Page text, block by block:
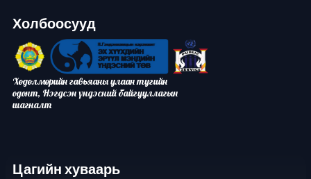
Холбоосууд
Хөдөлмөрийн гавьяаны улаан тугийн
одонт, Нэгдсэн үндэсний байгууллагын
шагналт
Цагийн хуваарь